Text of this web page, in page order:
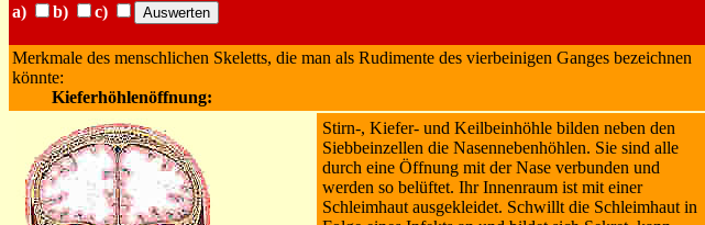
a)
b) c)
Merkmale des menschlichen Skeletts, die man als Rudimente des vierbeinigen Ganges bezeichnen
könnte:
Kieferhöhlenöffnung:
Stirn-, Kiefer- und Keilbeinhöhle bilden neben den
Siebbeinzellen die Nasennebenhöhlen. Sie sind alle
durch eine Öffnung mit der Nase verbunden und
werden so belüftet. Ihr Innenraum ist mit einer
Schleimhaut ausgekleidet. Schwillt die Schleimhaut in